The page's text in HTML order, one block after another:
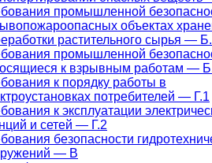
промышленной
объектах
растительного сырья —
промышленной
к взрывным работам —
к порядку работы в
потребителей — Г.1
к эксплуатации
и сетей — Г.2
безопасности
— В